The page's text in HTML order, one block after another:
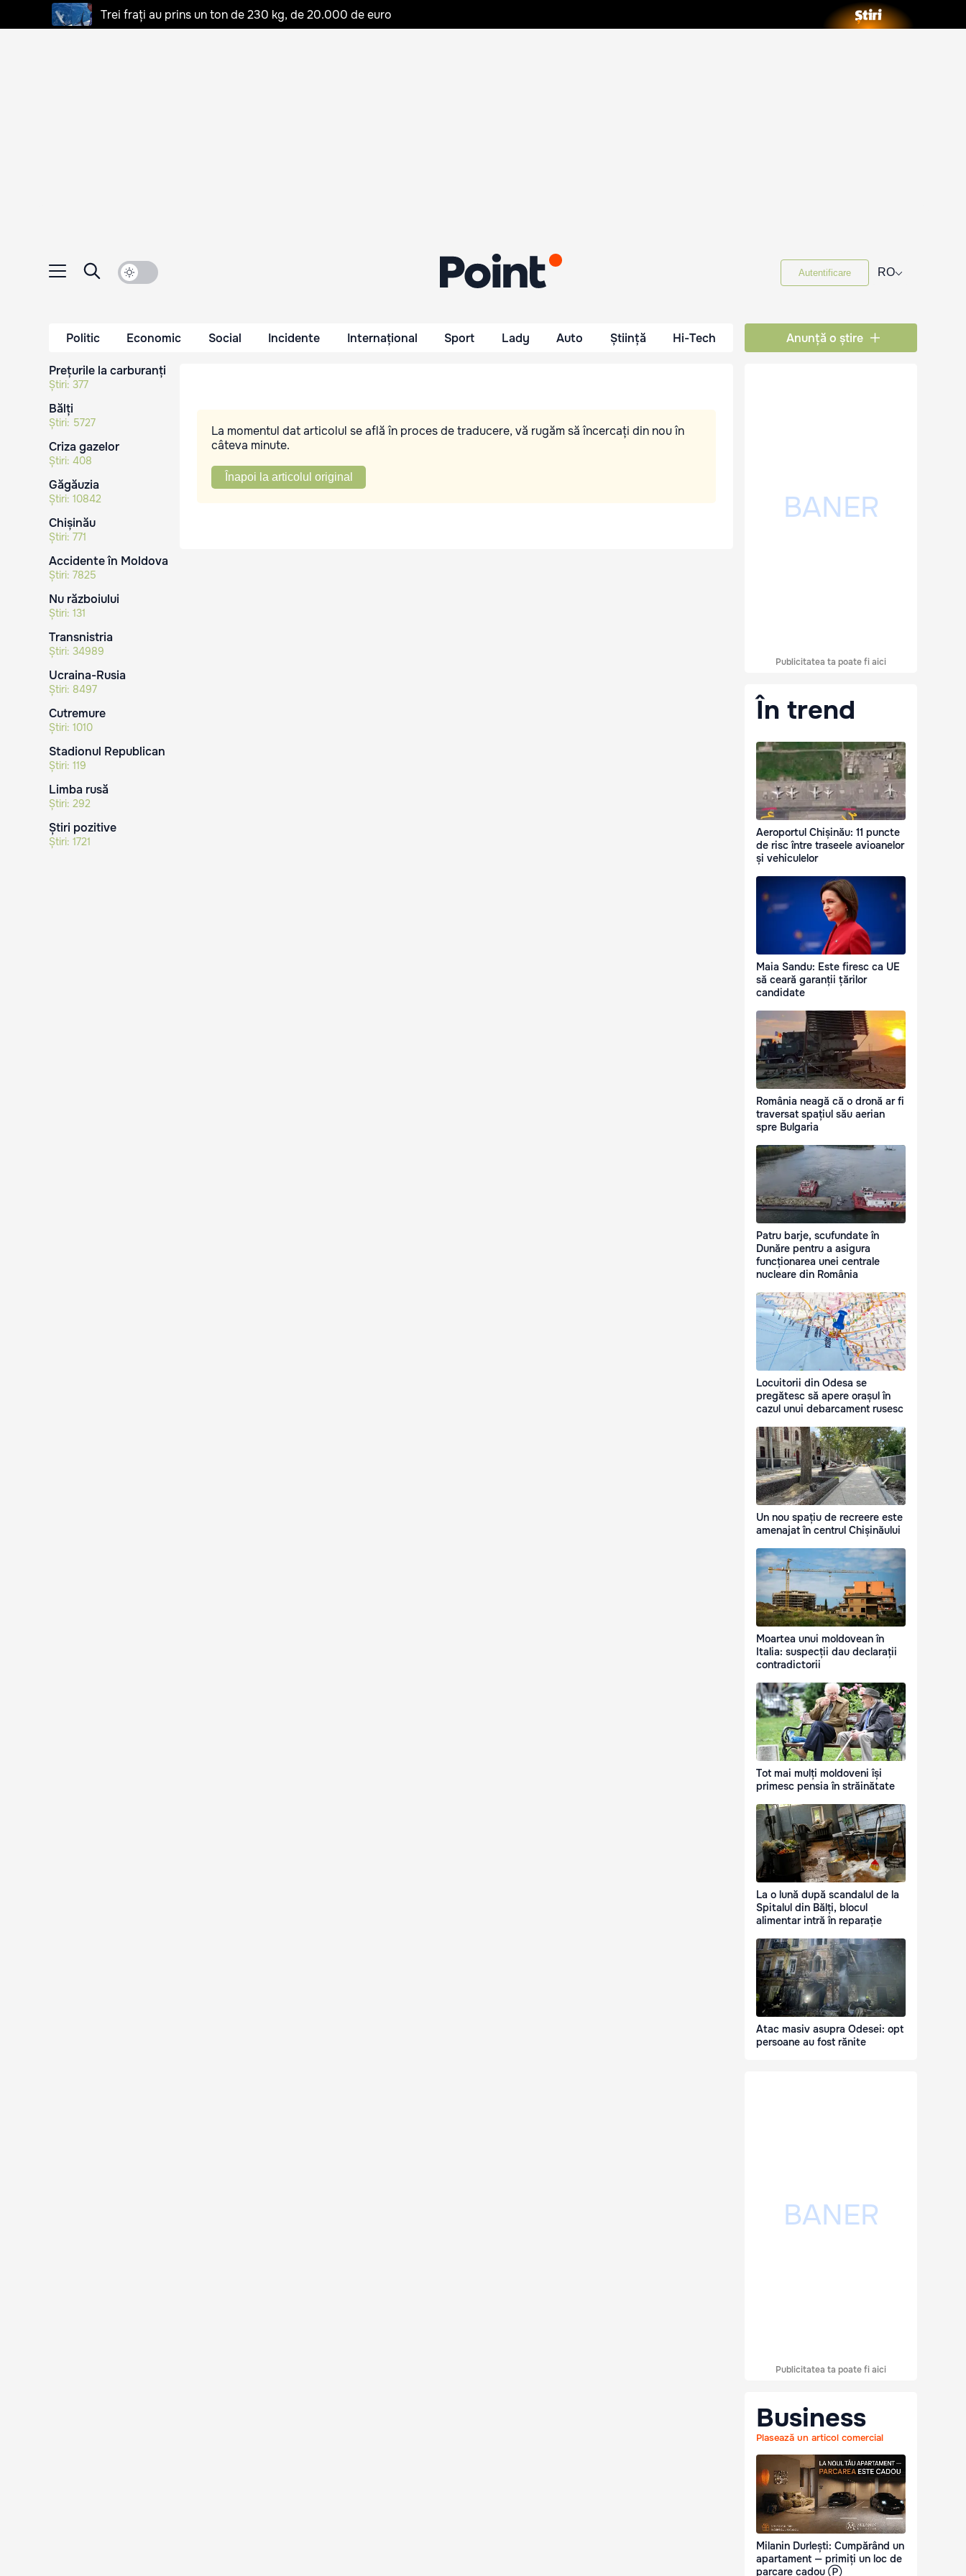
Trei frați au prins un ton de 230 kg, de 20.000 de euro
Autentificare RO⌵
Politic Economic Social Incidente Internațional Sport Lady Auto Știință Hi-Tech Anunță o știre
Prețurile la carburanți
Știri: 377
Bălți
Știri: 5727
Criza gazelor
Știri: 408
Găgăuzia
Știri: 10842
Chișinău
Știri: 771
Accidente în Moldova
Știri: 7825
Nu războiului
Știri: 131
Transnistria
Știri: 34989
Ucraina-Rusia
Știri: 8497
Cutremure
Știri: 1010
Stadionul Republican
Știri: 119
Limba rusă
Știri: 292
Știri pozitive
Știri: 1721
La momentul dat articolul se află în proces de traducere, vă rugăm să încercați din nou în
câteva minute.
Înapoi la articolul original
Publicitatea ta poate fi aici
În trend
Aeroportul Chișinău: 11 puncte
de risc între traseele avioanelor
și vehiculelor
Maia Sandu: Este firesc ca UE
să ceară garanții țărilor
candidate
România neagă că o dronă ar fi
traversat spațiul său aerian
spre Bulgaria
Patru barje, scufundate în
Dunăre pentru a asigura
funcționarea unei centrale
nucleare din România
Locuitorii din Odesa se
pregătesc să apere orașul în
cazul unui debarcament rusesc
Un nou spațiu de recreere este
amenajat în centrul Chișinăului
Moartea unui moldovean în
Italia: suspecții dau declarații
contradictorii
Tot mai mulți moldoveni își
primesc pensia în străinătate
La o lună după scandalul de la
Spitalul din Bălți, blocul
alimentar intră în reparație
Atac masiv asupra Odesei: opt
persoane au fost rănite
Publicitatea ta poate fi aici
Business
Plasează un articol comercial
Milanin Durlești: Cumpărând un
apartament — primiți un loc de
parcare cadou Ⓟ